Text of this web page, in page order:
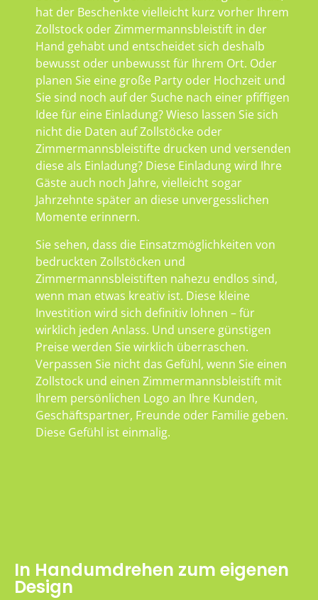
hat der Beschenkte vielleicht kurz vorher Ihrem
Zollstock oder Zimmermannsbleistift in der
Hand gehabt und entscheidet sich deshalb
bewusst oder unbewusst für Ihrem Ort. Oder
planen Sie eine große Party oder Hochzeit und
Sie sind noch auf der Suche nach einer pfiffigen
Idee für eine Einladung? Wieso lassen Sie sich
nicht die Daten auf Zollstöcke oder
Zimmermannsbleistifte drucken und versenden
diese als Einladung? Diese Einladung wird Ihre
Gäste auch noch Jahre, vielleicht sogar
Jahrzehnte später an diese unvergesslichen
Momente erinnern.
Sie sehen, dass die Einsatzmöglichkeiten von
bedruckten Zollstöcken und
Zimmermannsbleistiften nahezu endlos sind,
wenn man etwas kreativ ist. Diese kleine
Investition wird sich definitiv lohnen – für
wirklich jeden Anlass. Und unsere günstigen
Preise werden Sie wirklich überraschen.
Verpassen Sie nicht das Gefühl, wenn Sie einen
Zollstock und einen Zimmermannsbleistift mit
Ihrem persönlichen Logo an Ihre Kunden,
Geschäftspartner, Freunde oder Familie geben.
Diese Gefühl ist einmalig.
In Handumdrehen zum eigenen
Design